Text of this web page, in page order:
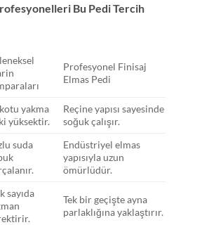
Bu Pedi Tercih
Profesyonel Finisaj
Elmas Pedi
yakma
yüksektir.
Reçine yapısı sayesinde
soğuk çalışır.
suda
Endüstriyel elmas
yapısıyla uzun
ömürlüdür.
sayıda
Tek bir geçişte ayna
parlaklığına yaklaştırır.